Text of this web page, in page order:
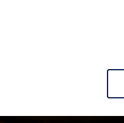
notwendig und ermöglichen
Besuch unserer Seite